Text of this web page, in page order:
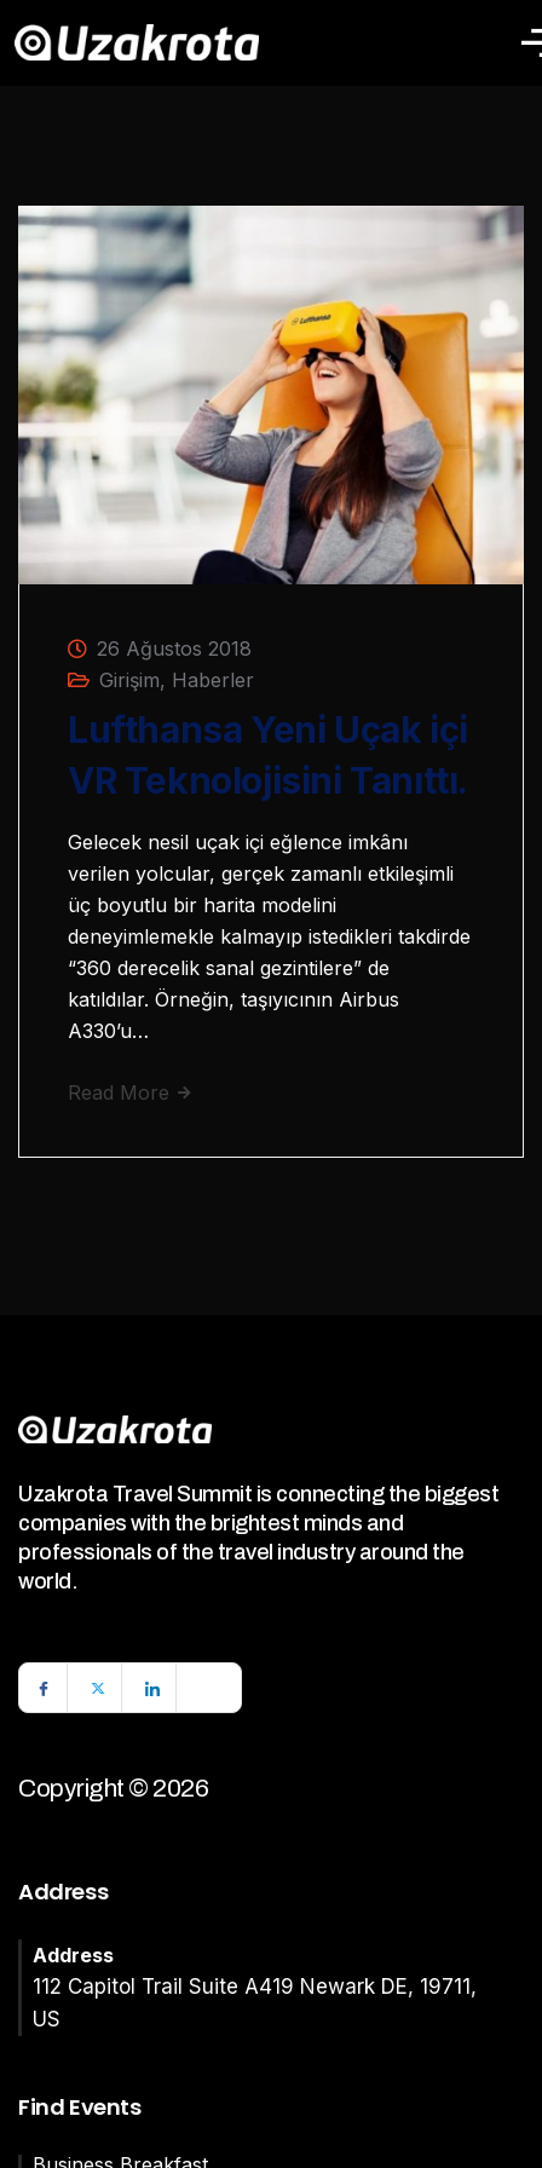
26 Ağustos 2018
Girişim, Haberler
Lufthansa Yeni Uçak içi
VR Teknolojisini Tanıttı.
Gelecek nesil uçak içi eğlence imkânı
verilen yolcular, gerçek zamanlı etkileşimli
üç boyutlu bir harita modelini
deneyimlemekle kalmayıp istedikleri takdirde
“360 derecelik sanal gezintilere” de
katıldılar. Örneğin, taşıyıcının Airbus
A330’u…
Read More
Uzakrota Travel Summit is connecting the biggest
companies with the brightest minds and
professionals of the travel industry around the
world.
Copyright © 2026
Address
Address
112 Capitol Trail Suite A419 Newark DE, 19711,
US
Find Events